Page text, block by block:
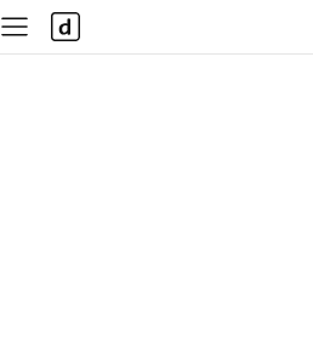
사
이
다
나
와